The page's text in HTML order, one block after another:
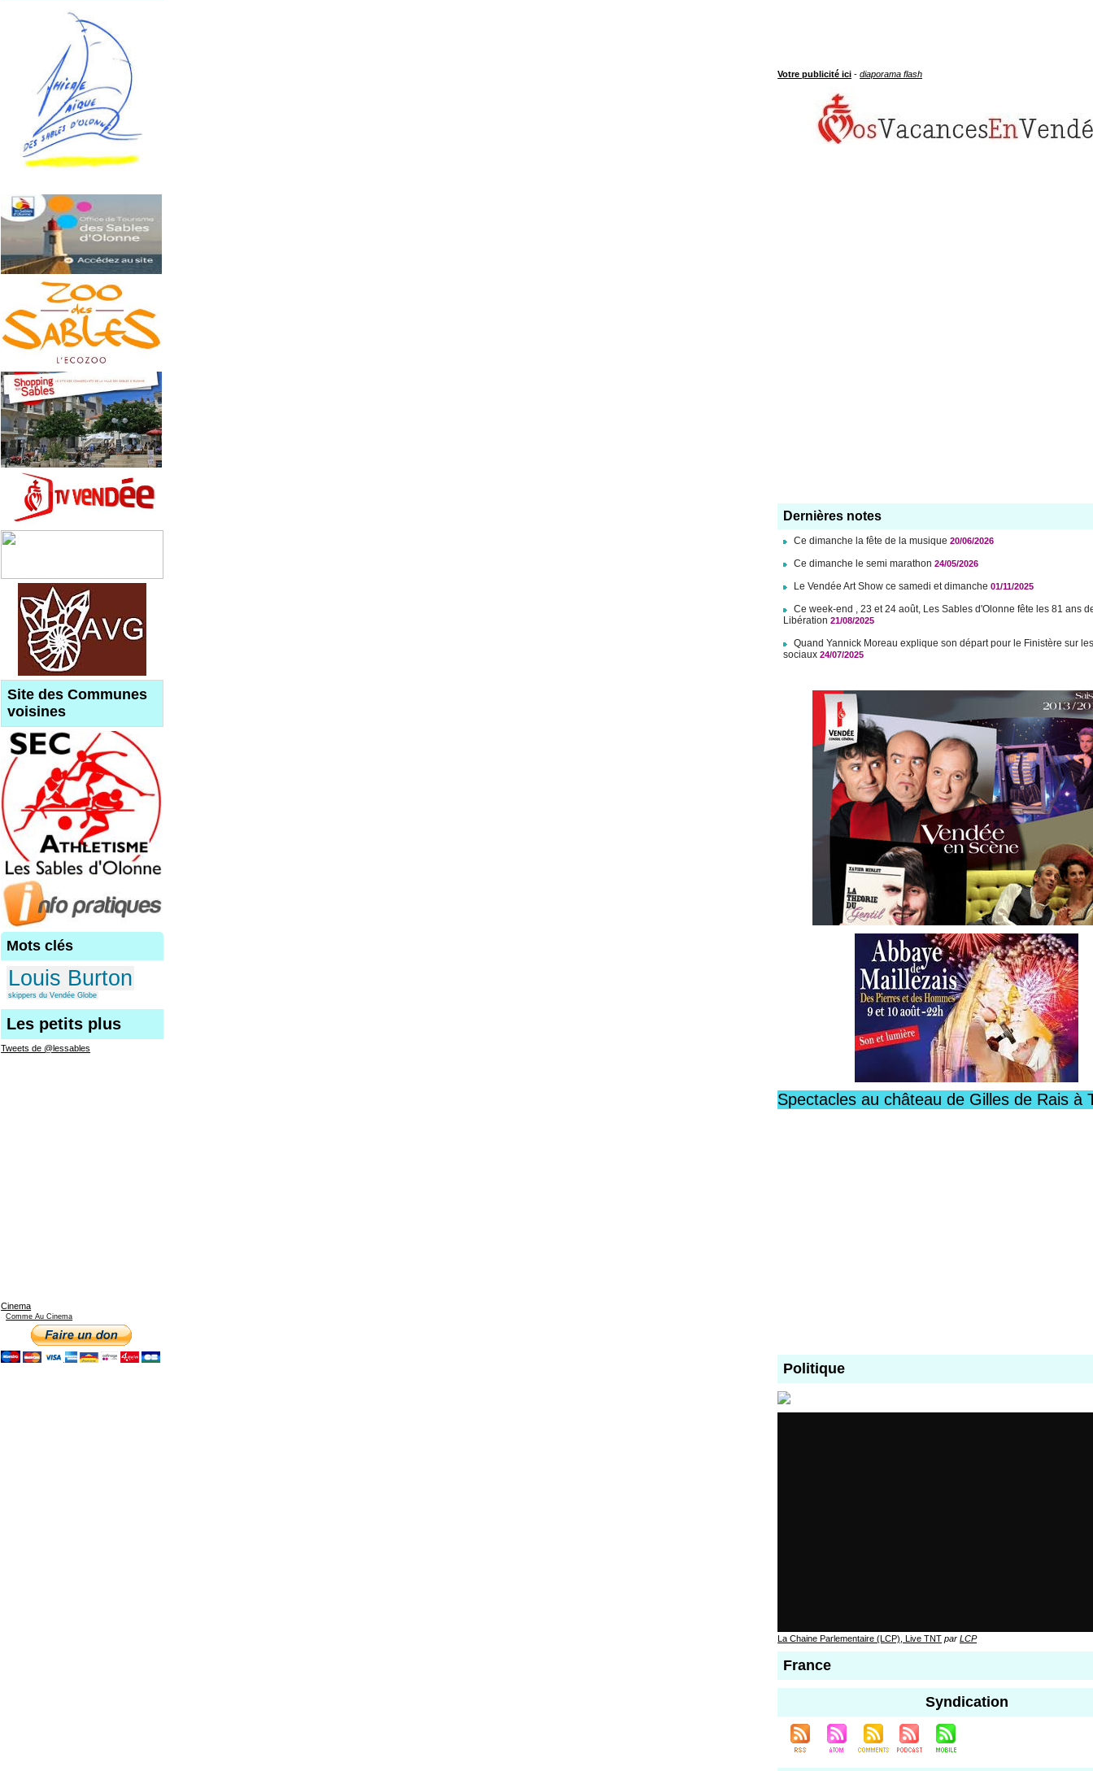
Site des Communes
voisines
Mots clés
Louis Burton
skippers du Vendée Globe
Les petits plus
Tweets de @lessables
Cinema
Comme Au Cinema
Votre publicité ici -diaporama flash
Dernières notes
Ce dimanche la fête de la musique 20/06/2026
Ce dimanche le semi marathon24/05/2026
Le Vendée Art Show ce samedi et dimanche 01/11/2025
Ce week-end , 23 et 24 août, Les Sables d'Olonne fête les 81 ans
Libération21/08/2025
Quand Yannick Moreau explique son départ pour le Finistère sur
sociaux 24/07/2025
Spectacles au château de Gilles de Rais à
Politique
La Chaine Parlementaire (LCP), Live TNT parLCP
France
Syndication